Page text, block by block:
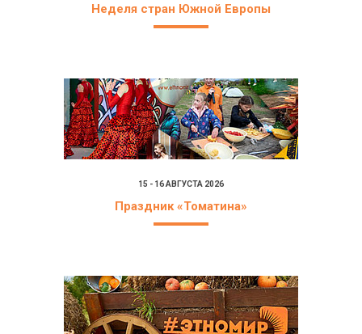
Неделя стран Южной Европы
15 - 16 АВГУСТА 2026
Праздник «Томатина»